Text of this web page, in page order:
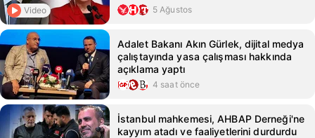
Video 5 Ağustos
Adalet Bakanı Akın Gürlek, dijital medya
çalıştayında yasa çalışması hakkında
açıklama yaptı
4 saat önce
İstanbul mahkemesi, AHBAP Derneği'ne
kayyım atadı ve faaliyetlerini durdurdu